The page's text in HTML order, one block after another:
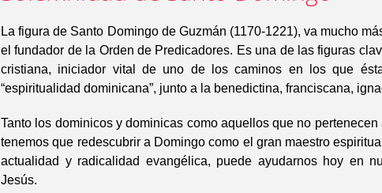
La figura de Santo Domingo de Guzmán (1170-1221), va mucho
el fundador de la Orden de Predicadores. Es una de las figuras
cristiana, iniciador vital de uno de los caminos en los que
“espiritualidad dominicana”, junto a la benedictina, franciscana,
Tanto los dominicos y dominicas como aquellos que no
tenemos que redescubrir a Domingo como el gran maestro
actualidad y radicalidad evangélica, puede ayudarnos hoy en
Jesús.